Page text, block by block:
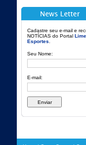
Cadastre seu e-mail e
NOTÍCIAS do Portal
Esportes
Seu Nome:
E-mail: